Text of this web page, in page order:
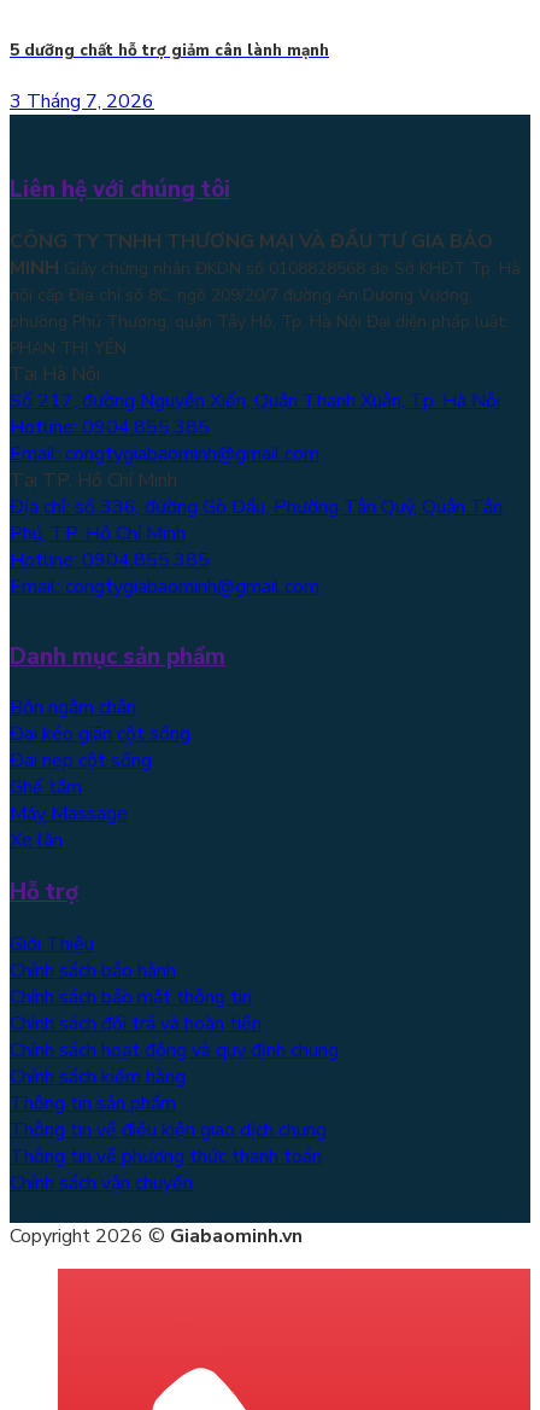
5 dưỡng chất hỗ trợ giảm cân lành mạnh
3 Tháng 7, 2026
Liên hệ với chúng tôi
CÔNG TY TNHH THƯƠNG MẠI VÀ ĐẦU TƯ GIA BẢO
MINH Giấy chứng nhận ĐKDN số 0108828568 do Sở KHĐT Tp. Hà
nội cấp Địa chỉ số 8C, ngõ 209/20/7 đường An Dương Vương,
phường Phú Thượng, quận Tây Hồ, Tp. Hà Nội Đại diện pháp luật:
PHAN THỊ YẾN
Tại Hà Nội
Số 217, đường Nguyễn Xiển, Quận Thanh Xuân, Tp. Hà Nội
Hotline: 0904.855.385
Email: congtygiabaominh@gmail.com
Tại TP. Hồ Chí Minh
Địa chỉ: số 336, đường Gò Dầu, Phường Tân Quý, Quận Tân
Phú, TP. Hồ Chí Minh
Hotline: 0904.855.385
Email: congtygiabaominh@gmail.com
Danh mục sản phẩm
Bồn ngâm chân
Đai kéo giãn cột sống
Đai nẹp cột sống
Ghế tắm
Máy Massage
Xe lăn
Hỗ trợ
Giới Thiệu
Chính sách bảo hành
Chính sách bảo mật thông tin
Chính sách đổi trả và hoàn tiền
Chính sách hoạt động và quy định chung
Chính sách kiểm hàng
Thông tin sản phẩm
Thông tin về điều kiện giao dịch chung
Thông tin về phương thức thanh toán
Chính sách vận chuyển
Copyright 2026 © Giabaominh.vn